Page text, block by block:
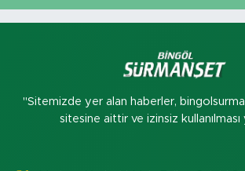
"Sitemizde yer alan haberler,
sitesine aittir ve izinsiz kullanılması